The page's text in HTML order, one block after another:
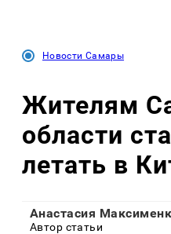
Новости Самары
Жителям
области
летать в
Анастасия
Автор статьи